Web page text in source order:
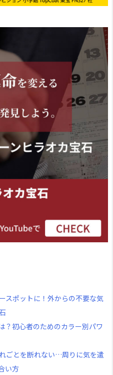
スポットに！外からの不要な気
？初心者のためのカラー別パワ
ごとを断れない…周りに気を遣
い方